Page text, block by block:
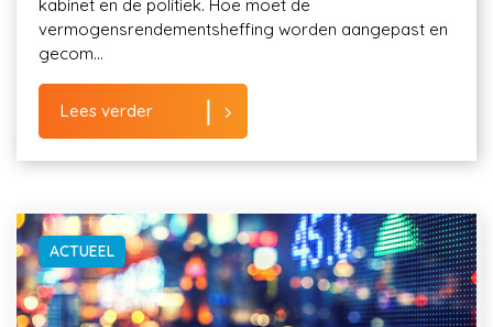
kabinet en de politiek. Hoe moet de
vermogensrendementsheffing worden aangepast en
gecom...
Lees verder
ACTUEEL